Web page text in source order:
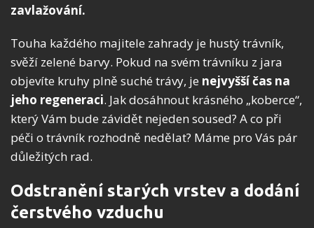
zavlažování.
Touha každého majitele zahrady je hustý trávník,
svěží zelené barvy. Pokud na svém trávníku z jara
objevíte kruhy plně suché trávy, je nejvyšší čas na
jeho regeneraci. Jak dosáhnout krásného „koberce“,
který Vám bude závidět nejeden soused? A co při
péči o trávník rozhodně nedělat? Máme pro Vás pár
důležitých rad.
Odstranění starých vrstev a dodání
čerstvého vzduchu